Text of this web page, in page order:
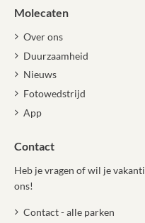
Molecaten
Over ons
Duurzaamheid
Nieuws
Fotowedstrijd
App
Contact
Heb je vragen of wil je
ons!
Contact - alle parken